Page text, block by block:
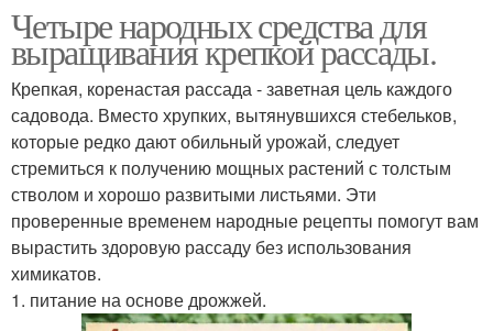
Четыре народных средства для
выращивания крепкой рассады.
Крепкая, коренастая рассада - заветная цель каждого
садовода. Вместо хрупких, вытянувшихся стебельков,
которые редко дают обильный урожай, следует
стремиться к получению мощных растений с толстым
стволом и хорошо развитыми листьями. Эти
проверенные временем народные рецепты помогут вам
вырастить здоровую рассаду без использования
химикатов.
1. питание на основе дрожжей.